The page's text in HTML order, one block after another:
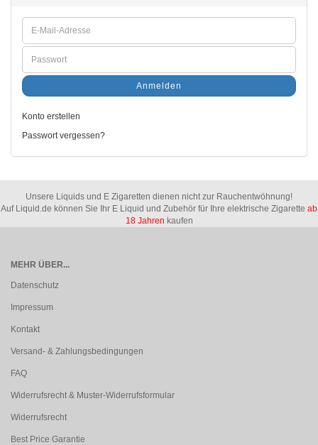
Anmelden
Konto erstellen
Passwort vergessen?
Unsere Liquids und E Zigaretten dienen nicht zur Rauchentwöhnung!
Auf Liquid.de können Sie Ihr E Liquid und Zubehör für Ihre elektrische Zigarette ab
18 Jahren kaufen
MEHR ÜBER...
Datenschutz
Impressum
Kontakt
Versand- & Zahlungsbedingungen
FAQ
Widerrufsrecht & Muster-Widerrufsformular
Widerrufsrecht
Best Price Garantie